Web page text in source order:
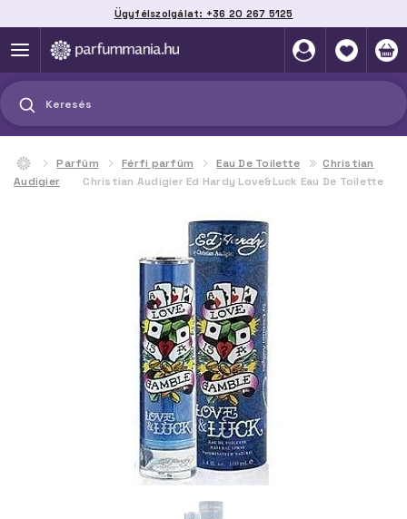
Ügyfélszolgálat: +36 20 267 5125
Keresés
Parfüm Férfi parfüm Eau De Toilette
Christian
Audigier
Christian Audigier Ed Hardy Love&Luck Eau De Toilette